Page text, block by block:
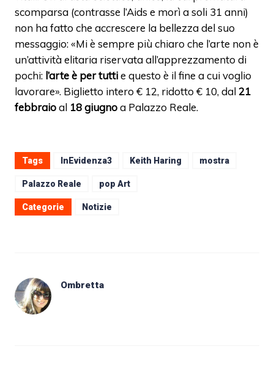
scomparsa (contrasse l’Aids e morì a soli 31 anni)
non ha fatto che accrescere la bellezza del suo
messaggio: «Mi è sempre più chiaro che l’arte non è
un’attività elitaria riservata all’apprezzamento di
pochi: l’arte è per tuttie questo è il fine a cui voglio
lavorare». Biglietto intero € 12, ridotto € 10, dal21
febbraioal 18 giugnoa Palazzo Reale.
Tags InEvidenza3 Keith Haring mostra
Palazzo Reale pop Art
Categorie Notizie
Ombretta